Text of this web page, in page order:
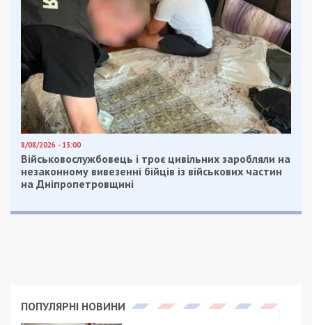
Тему с УЕФА продолжили следующей
фотожабой: